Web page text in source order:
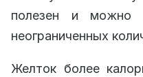
полезен и можно
неограниченных
Желток более